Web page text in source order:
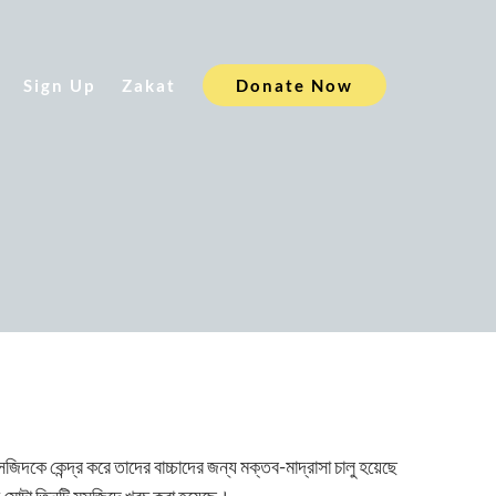
Sign Up Zakat Donate Now
কেন্দ্র করে তাদের বাচ্চাদের জন্য মক্তব-মাদ্রাসা চালু হয়েছে